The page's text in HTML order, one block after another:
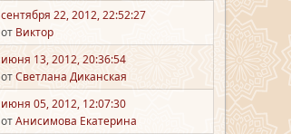
сентября 22, 2012, 22:52:27
от Виктор
июня 13, 2012, 20:36:54
отСветлана Диканская
июня 05, 2012, 12:07:30
отАнисимова Екатерина